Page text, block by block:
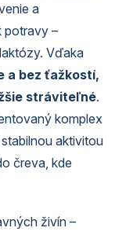
a
potravy –
Vďaka
a bez ťažkostí,
stráviteľné.
komplex
aktivitou
čreva, kde
živín –